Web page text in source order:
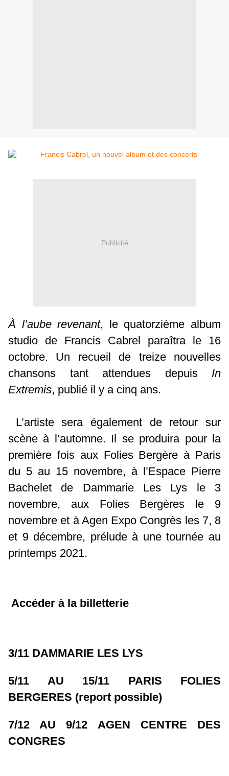
Publicité
À l’aube revenant, le quatorzième album
studio de Francis Cabrel paraîtra le 16
octobre. Un recueil de treize nouvelles
chansons tant attendues depuis In
Extremis, publié il y a cinq ans.
L’artiste sera également de retour sur
scène à l’automne. Il se produira pour la
première fois aux Folies Bergère à Paris
du 5 au 15 novembre, à l’Espace Pierre
Bachelet de Dammarie Les Lys le 3
novembre, aux Folies Bergères le 9
novembre et à Agen Expo Congrès les 7, 8
et 9 décembre, prélude à une tournée au
printemps 2021.
Accéder à la billetterie
3/11 DAMMARIE LES LYS
5/11 AU 15/11 PARIS FOLIES
BERGERES (report possible)
7/12 AU 9/12 AGEN CENTRE DES
CONGRES